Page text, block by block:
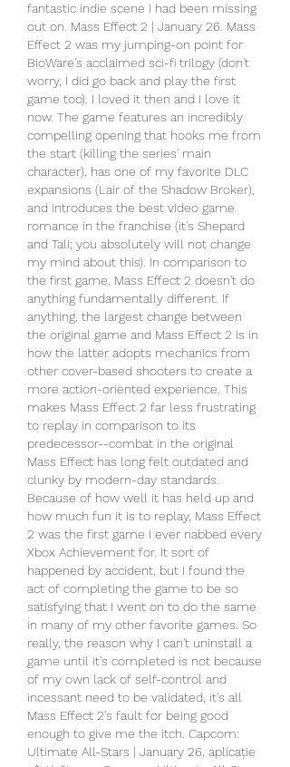
fantastic indie scene I had been missing
out on. Mass Effect 2 | January 26. Mass
Effect 2 was my jumping-on point for
BioWare's acclaimed sci-fi trilogy (don't
worry, I did go back and play the first
game too). I loved it then and I love it
now. The game features an incredibly
compelling opening that hooks me from
the start (killing the series' main
character), has one of my favorite DLC
expansions (Lair of the Shadow Broker),
and introduces the best video game
romance in the franchise (it's Shepard
and Tali; you absolutely will not change
my mind about this). In comparison to
the first game, Mass Effect 2 doesn't do
anything fundamentally different. If
anything, the largest change between
the original game and Mass Effect 2 is in
how the latter adopts mechanics from
other cover-based shooters to create a
more action-oriented experience. This
makes Mass Effect 2 far less frustrating
to replay in comparison to its
predecessor--combat in the original
Mass Effect has long felt outdated and
clunky by modern-day standards.
Because of how well it has held up and
how much fun it is to replay, Mass Effect
2 was the first game I ever nabbed every
Xbox Achievement for. It sort of
happened by accident, but I found the
act of completing the game to be so
satisfying that I went on to do the same
in many of my other favorite games. So
really, the reason why I can't uninstall a
game until it's completed is not because
of my own lack of self-control and
incessant need to be validated, it's all
Mass Effect 2's fault for being good
enough to give me the itch. Capcom:
Ultimate All-Stars | January 26, aplicație